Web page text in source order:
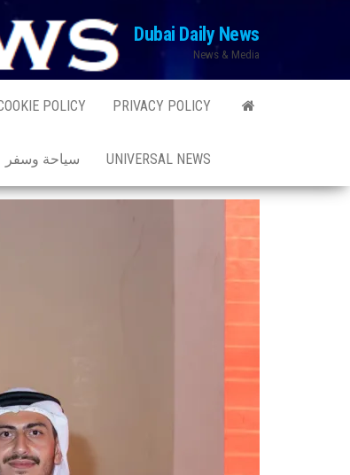
content
Dubai Daily News
News & Media
PRIVACY POLICY
POLICY
UNIVERSAL NEWS سياحة وسفر